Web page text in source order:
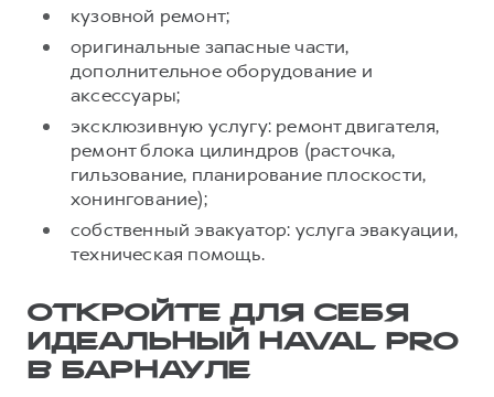
Коллекция PRO
Коллекция Базовая
Коллекция Детская
Коллекция Детская
кузовной ремонт;
оригинальные запасные части,
дополнительное оборудование и
аксессуары;
эксклюзивную услугу: ремонт двигателя,
ремонт блока цилиндров (расточка,
гильзование, планирование плоскости,
хонингование);
собственный эвакуатор: услуга эвакуации,
техническая помощь.
ОТКРОЙТЕ ДЛЯ СЕБЯ
ИДЕАЛЬНЫЙ HAVAL PRO
В БАРНАУЛЕ